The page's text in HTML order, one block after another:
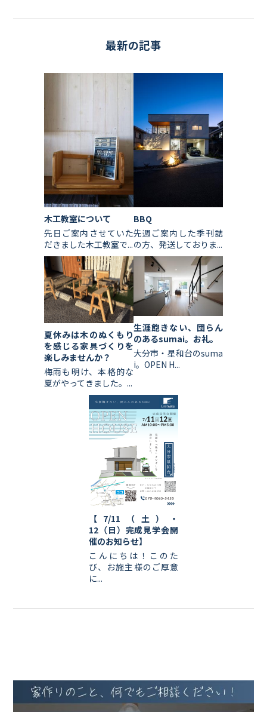
最新の記事
木工教室について
先日ご案内させていた
だきました木工教室で...
BBQ
先週ご案内した季刊誌
の方、発送しておりま...
夏休みは木のぬくもり
を感じる家具づくりを
楽しみませんか？
梅雨も明け、本格的な
夏がやってきました。...
生涯飽きない、団らん
のあるsumai。お礼。
大分市・星和台のsuma
i。OPEN H...
【7/11（土）・
12（日）完成見学会開
催のお知らせ】
こんにちは！このた
び、お施主様のご厚意
に...